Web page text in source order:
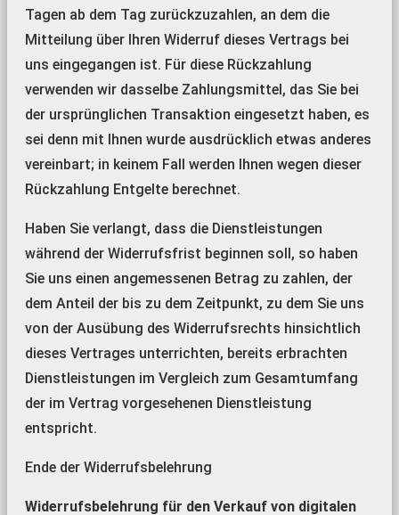
Tagen ab dem Tag zurückzuzahlen, an dem die
Mitteilung über Ihren Widerruf dieses Vertrags bei
uns eingegangen ist. Für diese Rückzahlung
verwenden wir dasselbe Zahlungsmittel, das Sie bei
der ursprünglichen Transaktion eingesetzt haben, es
sei denn mit Ihnen wurde ausdrücklich etwas anderes
vereinbart; in keinem Fall werden Ihnen wegen dieser
Rückzahlung Entgelte berechnet.
Haben Sie verlangt, dass die Dienstleistungen
während der Widerrufsfrist beginnen soll, so haben
Sie uns einen angemessenen Betrag zu zahlen, der
dem Anteil der bis zu dem Zeitpunkt, zu dem Sie uns
von der Ausübung des Widerrufsrechts hinsichtlich
dieses Vertrages unterrichten, bereits erbrachten
Dienstleistungen im Vergleich zum Gesamtumfang
der im Vertrag vorgesehenen Dienstleistung
entspricht.
Ende der Widerrufsbelehrung
Widerrufsbelehrung für den Verkauf von digitalen